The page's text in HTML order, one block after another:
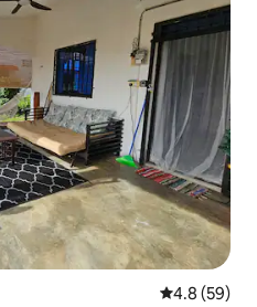
Calificación
4.8 (59)